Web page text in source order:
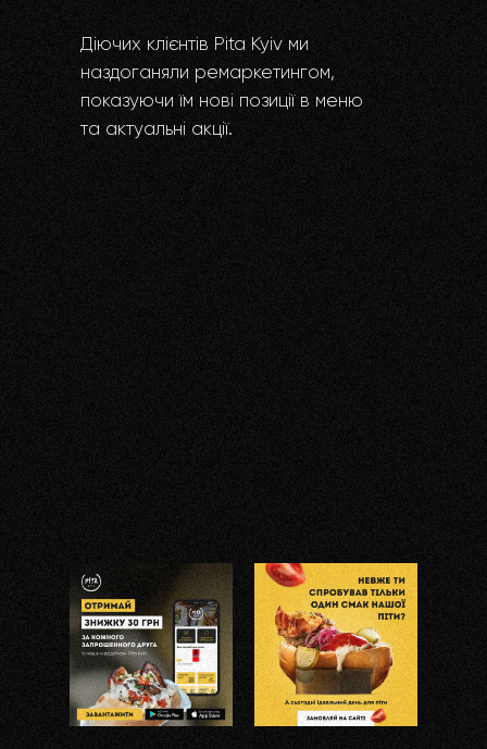
Діючих клієнтів Pita Kyiv ми
наздоганяли ремаркетингом,
показуючи їм нові позиції в меню
та актуальні акції.